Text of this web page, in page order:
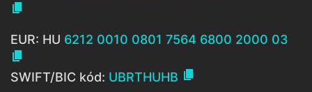

EUR: HU 6212 0010 0801 7564 6800 2000 03

SWIFT/BIC kód: UBRTHUHB 